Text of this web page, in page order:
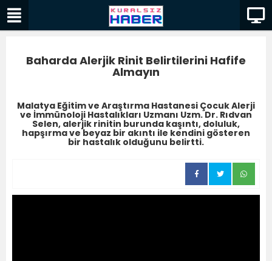
Baharda Alerjik Rinit Belirtilerini Hafife
Almayın
Malatya Eğitim ve Araştırma Hastanesi Çocuk Alerji
ve İmmünoloji Hastalıkları Uzmanı Uzm. Dr. Rıdvan
Selen, alerjik rinitin burunda kaşıntı, doluluk,
hapşırma ve beyaz bir akıntı ile kendini gösteren
bir hastalık olduğunu belirtti.